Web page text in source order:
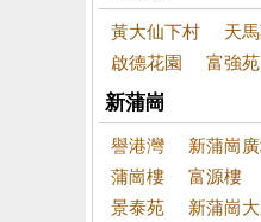
黃大仙下村 天
啟德花園
富強苑
新蒲崗
譽港灣 新蒲崗
蒲崗樓
富源樓
景泰苑
新蒲崗